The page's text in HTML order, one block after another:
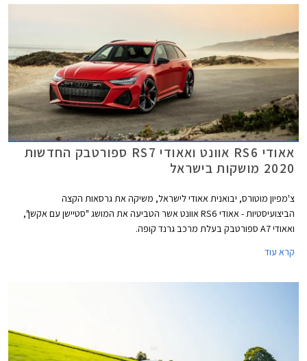
שתתחרה בדגמים כגון טסלה מודל S, וברכבי סלון חשמליים נוספים שיגיעו לשוק
אאודי RS6 אוונט ואאודי RS7 ספורטבק החדשות
2020 מושקות בישראל
צ'מפיון מוטורס, יבואנית אאודי לישראל, משיקה את גרסאות הקצה
הביצועיסטיות - אאודי RS6 אוונט אשר הטביעה את המושג "סטיישן עם אקשן",
ואאודי A7 ספורטבק בעלת מרכב גרנד קופה.
קרא עוד